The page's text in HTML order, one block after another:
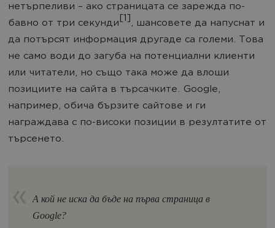
нетърпеливи – ако страницата се зарежда по-
бавно от три секунди [1] , шансовете да напуснат и
да потърсят информация другаде са големи. Това
не само води до загуба на потенциални клиенти
или читатели, но също така може да влоши
позициите на сайта в търсачките. Google,
например, обича бързите сайтове и ги
награждава с по-високи позиции в резултатите от
търсенето.
А кой не иска да бъде на първа страница в
Google?